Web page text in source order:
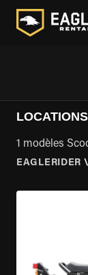
1 modèles
EAGLERIDER \